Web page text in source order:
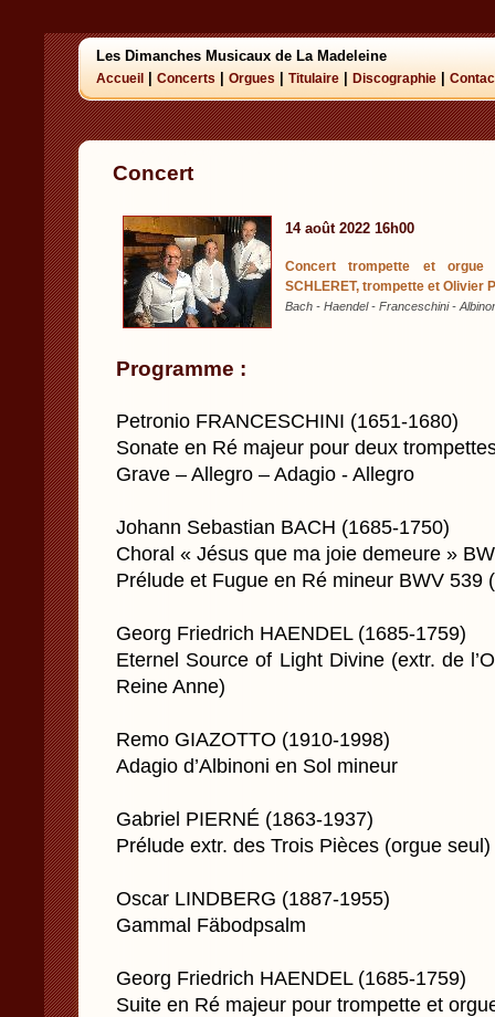
Les Dimanches Musicaux de La Madeleine
Accueil Concerts Orgues Titulaire Discographie
Concert
14 août 2022 16h00
Concert trompette et orgue
SCHLERET, trompette et Olivier
Bach - Haendel - Franceschini -
Programme :
Petronio FRANCESCHINI (1651-1680)
Sonate en Ré majeur pour deux
Grave – Allegro – Adagio - Allegro
Johann Sebastian BACH (1685-1750)
Choral « Jésus que ma joie demeure »
Prélude et Fugue en Ré mineur BWV 539
Georg Friedrich HAENDEL (1685-1759)
Eternel Source of Light Divine (extr. de
Reine Anne)
Remo GIAZOTTO (1910-1998)
Adagio d’Albinoni en Sol mineur
Gabriel PIERNÉ (1863-1937)
Prélude extr. des Trois Pièces (orgue seul)
Oscar LINDBERG (1887-1955)
Gammal Fäbodpsalm
Georg Friedrich HAENDEL (1685-1759)
Suite en Ré majeur pour trompette et